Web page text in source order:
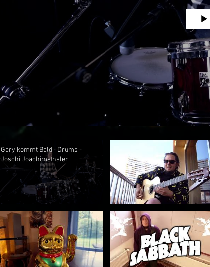
Gary kommt Bald - Drums -
Joschi Joachimsthaler